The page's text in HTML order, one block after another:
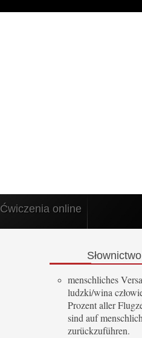
Ćwiczenia online
Słownictwo
menschliches
ludzki/wina
Prozent aller
sind auf
zurückzuführen.